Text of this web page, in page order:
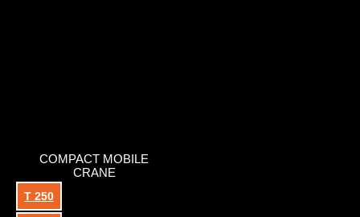
COMPACT MOBILE
CRANE
T 250